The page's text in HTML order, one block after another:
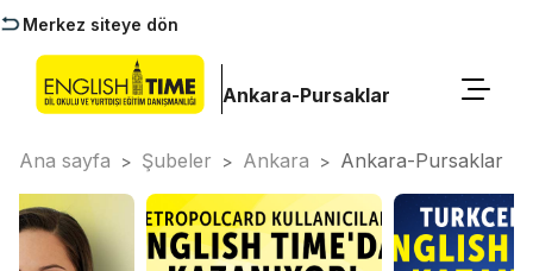
Merkez siteye dön
Ankara-Pursaklar
Ana sayfa > Şubeler > Ankara > Ankara-Pursaklar